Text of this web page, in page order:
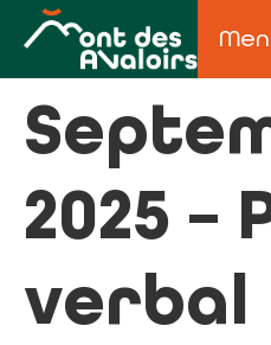
principal
2025 –
verbal